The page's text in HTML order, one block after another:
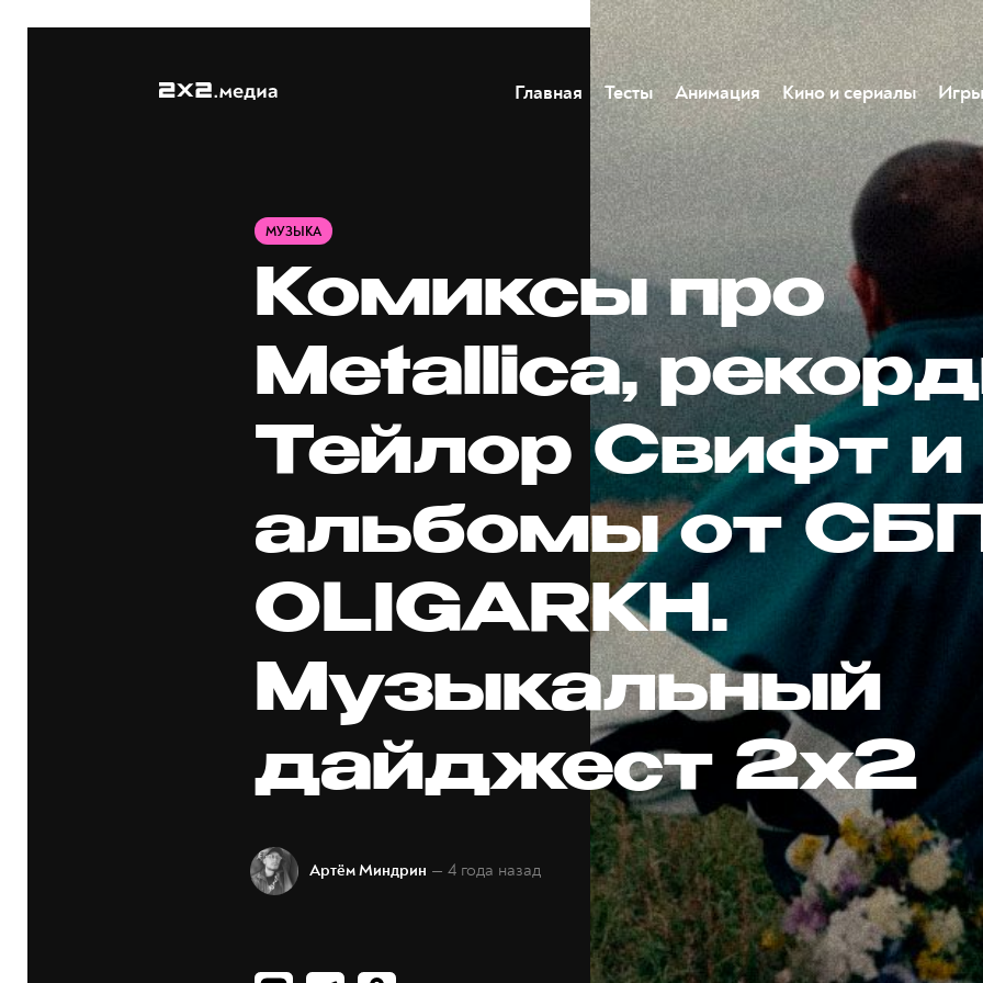
Главная Тесты Анимация Кино и сериалы Игры
МУЗЫКА
Комиксы про
Metallica,
Тейлор Свифт и
альбомы от
OLIGARKH.
Музыкальный
дайджест 2х2
Артём Миндрин — 4 года назад